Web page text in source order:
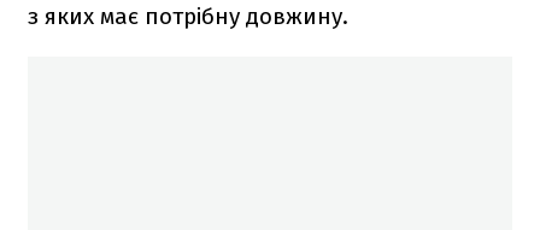
з яких має потрібну довжину.